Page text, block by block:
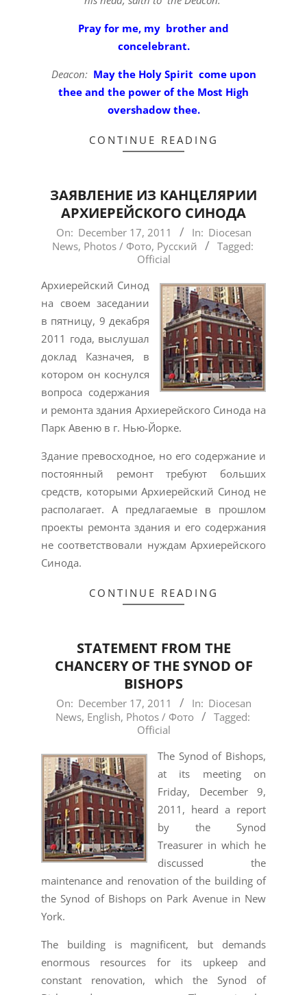
Pray for me, my brother and
concelebrant.
Deacon: May the Holy Spirit come upon
thee and the power of the Most High
overshadow thee.
CONTINUE READING
ЗАЯВЛЕНИЕ ИЗ КАНЦЕЛЯРИИ
АРХИЕРЕЙСКОГО СИНОДА
2011-
12-
On: December 17, 2011 In: Diocesan
News, Photos / Фото, Русский
Tagged:
Official
Архиерейский Синод
на своем заседании
в пятницу, 9 декабря
2011 года, выслушал
доклад Казначея, в
котором он коснулся
вопроса содержания
и ремонта здания Архиерейского Синода на
Парк Авеню в г. Нью-Йорке.
Здание превосходное, но его содержание и
постоянный ремонт требуют больших
средств, которыми Архиерейский Синод не
располагает. А предлагаемые в прошлом
проекты ремонта здания и его содержания
не соответствовали нуждам Архиерейского
Синода.
CONTINUE READING
STATEMENT FROM THE
CHANCERY OF THE SYNOD OF
BISHOPS
2011-
On: December 17, 2011 In: Diocesan
News, English, Photos / Фото
Tagged:
Official
The Synod of Bishops,
at its meeting on
Friday, December 9,
2011, heard a report
by the Synod
Treasurer in which he
discussed the
maintenance and renovation of the building of
the Synod of Bishops on Park Avenue in New
York.
The building is magnificent, but demands
enormous resources for its upkeep and
constant renovation, which the Synod of